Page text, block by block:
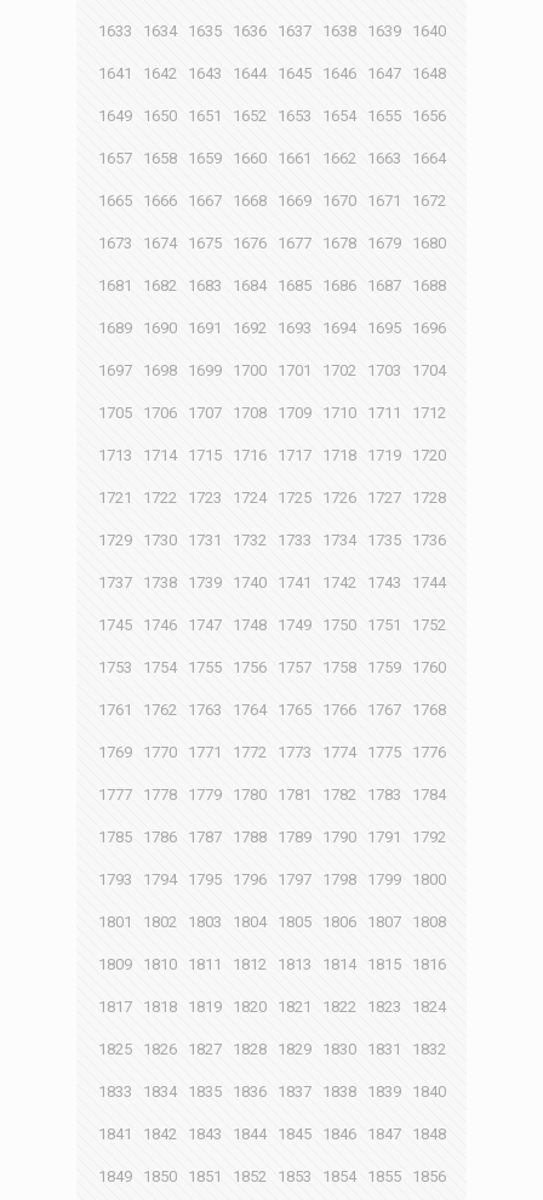
1633 1634 1635 1636 1637 1638 1639 1640
1641 1642 1643 1644 1645 1646 1647 1648
1649 1650 1651 1652 1653 1654 1655 1656
1657 1658 1659 1660 1661 1662 1663 1664
1665 1666 1667 1668 1669 1670 1671 1672
1673 1674 1675 1676 1677 1678 1679 1680
1681 1682 1683 1684 1685 1686 1687 1688
1689 1690 1691 1692 1693 1694 1695 1696
1697 1698 1699 1700 1701 1702 1703 1704
1705 1706 1707 1708 1709 1710 1711 1712
1713 1714 1715 1716 1717 1718 1719 1720
1721 1722 1723 1724 1725 1726 1727 1728
1729 1730 1731 1732 1733 1734 1735 1736
1737 1738 1739 1740 1741 1742 1743 1744
1745 1746 1747 1748 1749 1750 1751 1752
1753 1754 1755 1756 1757 1758 1759 1760
1761 1762 1763 1764 1765 1766 1767 1768
1769 1770 1771 1772 1773 1774 1775 1776
1777 1778 1779 1780 1781 1782 1783 1784
1785 1786 1787 1788 1789 1790 1791 1792
1793 1794 1795 1796 1797 1798 1799 1800
1801 1802 1803 1804 1805 1806 1807 1808
1809 1810 1811 1812 1813 1814 1815 1816
1817 1818 1819 1820 1821 1822 1823 1824
1825 1826 1827 1828 1829 1830 1831 1832
1833 1834 1835 1836 1837 1838 1839 1840
1841 1842 1843 1844 1845 1846 1847 1848
1849 1850 1851 1852 1853 1854 1855 1856